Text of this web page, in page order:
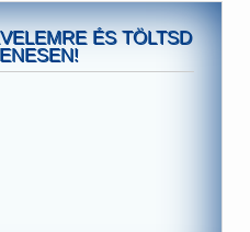
ÉS TÖLTSD